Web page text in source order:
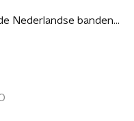
Discussie over de Nederlandse banden met Israël op defensiegebied